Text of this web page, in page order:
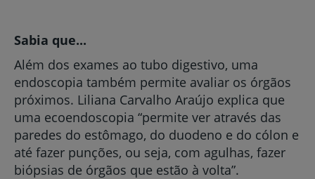
Sabia que...
Além dos exames ao tubo digestivo, uma
endoscopia também permite avaliar os órgãos
próximos. Liliana Carvalho Araújo explica que
uma ecoendoscopia “permite ver através das
paredes do estômago, do duodeno e do cólon e
até fazer punções, ou seja, com agulhas, fazer
biópsias de órgãos que estão à volta”.